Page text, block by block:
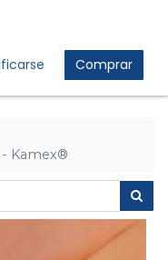
Comprar
- Kamex®